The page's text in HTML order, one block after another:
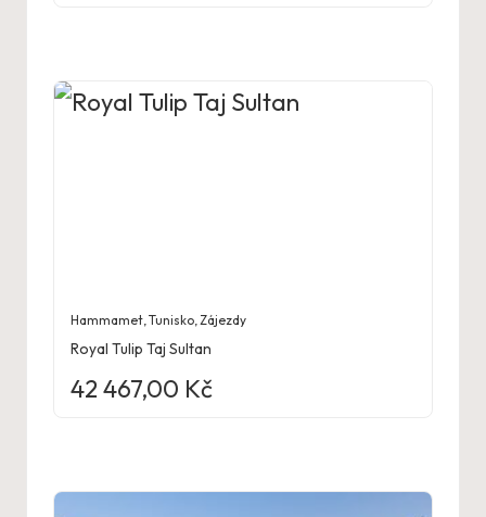
Hammamet,Tunisko,Zájezdy
Royal Tulip Taj Sultan
42 467,00 Kč